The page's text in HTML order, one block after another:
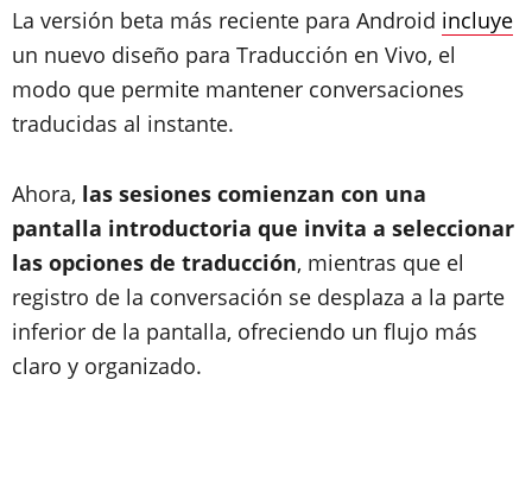
La versión beta más reciente para Android incluye
un nuevo diseño para Traducción en Vivo, el
modo que permite mantener conversaciones
traducidas al instante.
Ahora, las sesiones comienzan con una
pantalla introductoria que invita a seleccionar
las opciones de traducción, mientras que el
registro de la conversación se desplaza a la parte
inferior de la pantalla, ofreciendo un flujo más
claro y organizado.